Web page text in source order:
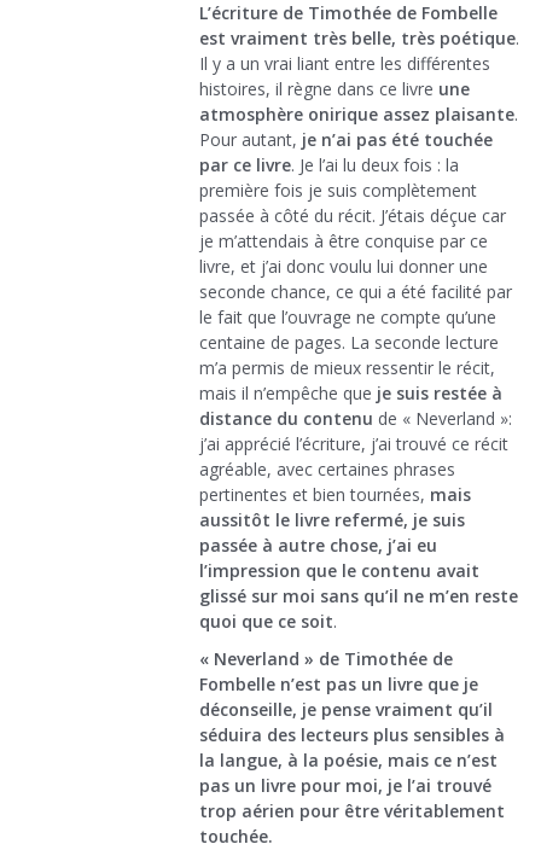
L’écriture de Timothée de Fombelle
est vraiment très belle, très poétique.
Il y a un vrai liant entre les différentes
histoires, il règne dans ce livre une
atmosphère onirique assez plaisante.
Pour autant, je n’ai pas été touchée
par ce livre. Je l’ai lu deux fois : la
première fois je suis complètement
passée à côté du récit. J’étais déçue car
je m’attendais à être conquise par ce
livre, et j’ai donc voulu lui donner une
seconde chance, ce qui a été facilité par
le fait que l’ouvrage ne compte qu’une
centaine de pages. La seconde lecture
m’a permis de mieux ressentir le récit,
mais il n’empêche que je suis restée à
distance du contenu de « Neverland »:
j’ai apprécié l’écriture, j’ai trouvé ce récit
agréable, avec certaines phrases
pertinentes et bien tournées, mais
aussitôt le livre refermé, je suis
passée à autre chose, j’ai eu
l’impression que le contenu avait
glissé sur moi sans qu’il ne m’en reste
quoi que ce soit.
« Neverland » de Timothée de
Fombelle n’est pas un livre que je
déconseille, je pense vraiment qu’il
séduira des lecteurs plus sensibles à
la langue, à la poésie, mais ce n’est
pas un livre pour moi, je l’ai trouvé
trop aérien pour être véritablement
touchée.